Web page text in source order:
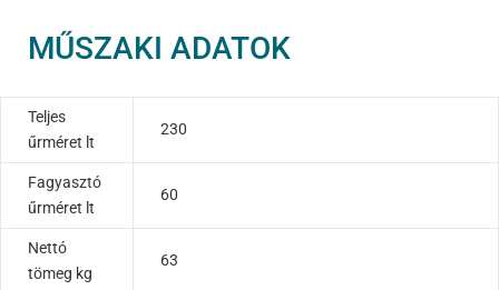
MŰSZAKI ADATOK
Teljes
űrméret lt
230
Fagyasztó
űrméret lt
60
Nettó
tömeg kg
63